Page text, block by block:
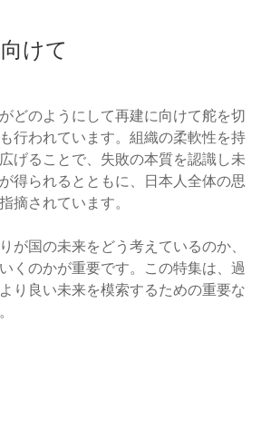
けて
どのようにして再建に向けて舵を切
行われています。組織の柔軟性を持
げることで、失敗の本質を認識し未
得られるとともに、日本人全体の思
摘されています。
が国の未来をどう考えているのか、
くのかが重要です。この特集は、過
り良い未来を模索するための重要な